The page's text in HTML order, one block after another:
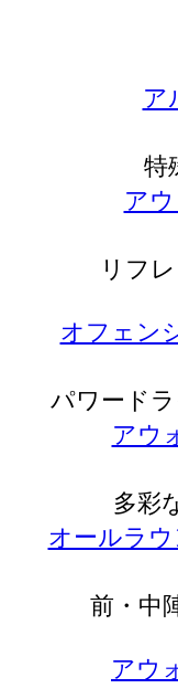
ア
特
ア
リフ
オフェン
パワード
アウ
多彩
オールラ
前・中
アウ